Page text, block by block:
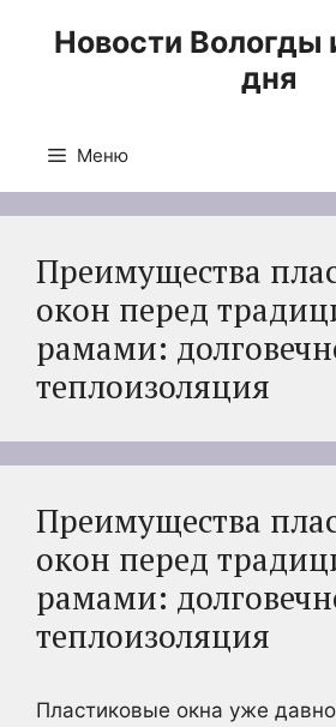
Новости Вологды
дня
Меню
Преимущества
окон перед
рамами:
теплоизоляция
Преимущества
окон перед
рамами:
теплоизоляция
Пластиковые окна уже